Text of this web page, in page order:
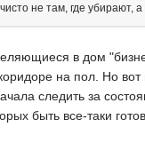
не там, где убирают, а
в дом
на пол. Но
следить за
быть все-таки